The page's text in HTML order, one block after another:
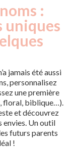
:
uniques
jamais été aussi
personnalisez
une première
floral, biblique…).
et découvrez
envies. Un outil
futurs parents
!